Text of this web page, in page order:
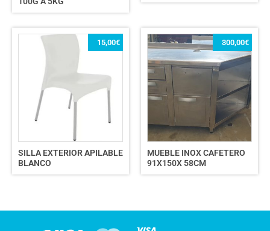
SILLA EXTERIOR APILABLE
BLANCO
15,00€
MUEBLE INOX CAFETERO
91X150X 58CM
300,00€